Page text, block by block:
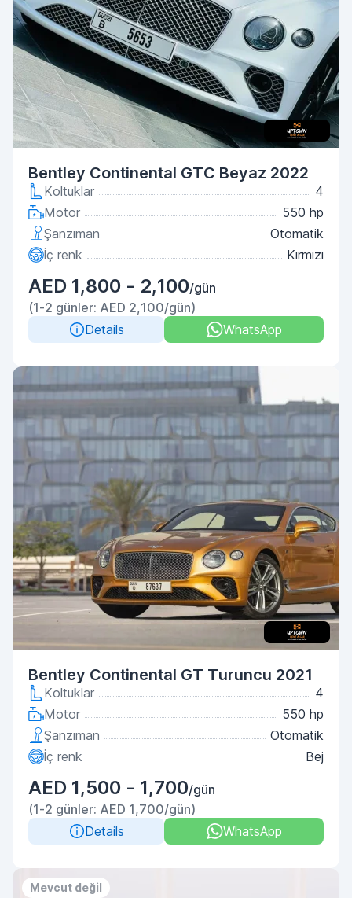
Bentley Continental GTC Beyaz 2022
Koltuklar
4
Motor
550 hp
Şanzıman
Otomatik
İç renk
Kırmızı
AED 1,800 - 2,100/gün
(1-2 günler: AED 2,100/gün)
Details
WhatsApp
Bentley Continental GT Turuncu 2021
Koltuklar
4
Motor
550 hp
Şanzıman
Otomatik
İç renk
Bej
AED 1,500 - 1,700/gün
(1-2 günler: AED 1,700/gün)
Details
WhatsApp
Mevcut değil